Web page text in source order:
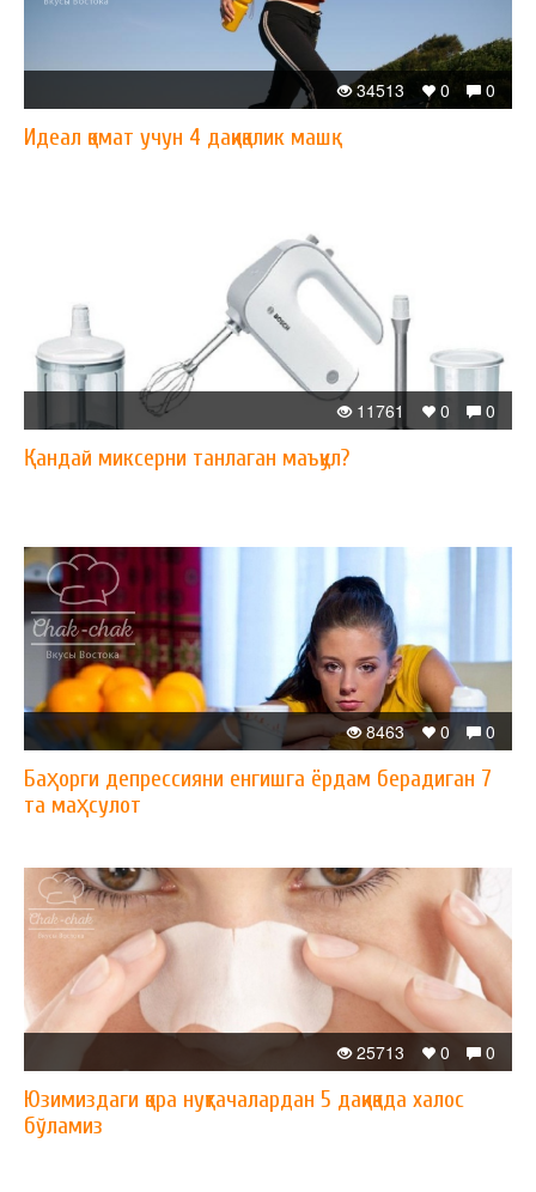
0
0
34513
Идеал қомат учун 4 дақиқалик машқ
0
0
11761
Қандай миксерни танлаган маъқул?
0
0
8463
Баҳорги депрессияни енгишга ёрдам берадиган 7
та маҳсулот
0
0
25713
Юзимиздаги қора нуқтачалардан 5 дақиқада халос
бўламиз